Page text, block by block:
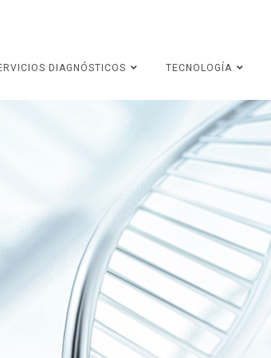
DIAGNÓSTICOS
TECNOLOGÍA